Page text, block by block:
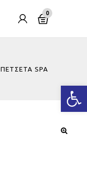
0
ΠΕΤΣΕΤΑ SPA